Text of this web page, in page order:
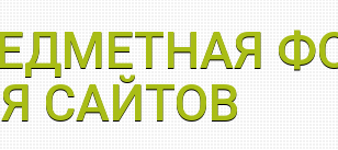
САЙТОВ